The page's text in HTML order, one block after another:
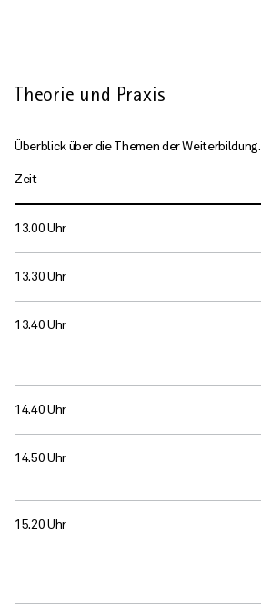
Theorie und Praxis
Überblick über die Themen der Weiterbildung.
Zeit
13.00 Uhr
13.30 Uhr
13.40 Uhr
14.40 Uhr
14.50 Uhr
15.20 Uhr